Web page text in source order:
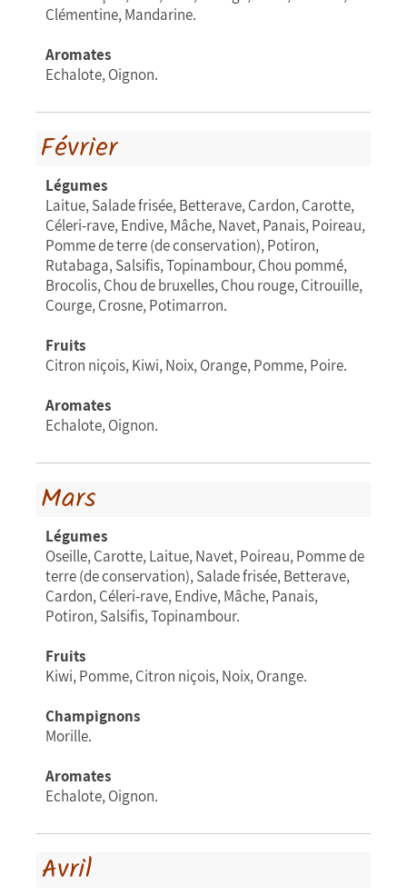
Clémentine, Mandarine.
Aromates
Echalote, Oignon.
Février
Légumes
Laitue, Salade frisée, Betterave, Cardon, Carotte,
Céleri-rave, Endive, Mâche, Navet, Panais, Poireau,
Pomme de terre (de conservation), Potiron,
Rutabaga, Salsifis, Topinambour, Chou pommé,
Brocolis, Chou de bruxelles, Chou rouge, Citrouille,
Courge, Crosne, Potimarron.
Fruits
Citron niçois, Kiwi, Noix, Orange, Pomme, Poire.
Aromates
Echalote, Oignon.
Mars
Légumes
Oseille, Carotte, Laitue, Navet, Poireau, Pomme de
terre (de conservation), Salade frisée, Betterave,
Cardon, Céleri-rave, Endive, Mâche, Panais,
Potiron, Salsifis, Topinambour.
Fruits
Kiwi, Pomme, Citron niçois, Noix, Orange.
Champignons
Morille.
Aromates
Echalote, Oignon.
Avril